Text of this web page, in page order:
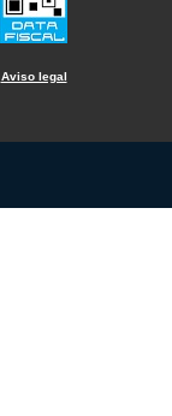
Aviso legal